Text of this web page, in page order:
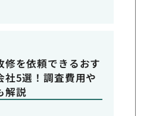
修を依頼できるおす
社5選！調査費用や
解説